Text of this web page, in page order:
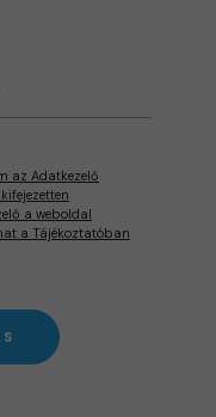
az Adatkezelő
a weboldal
a Tájékoztatóban